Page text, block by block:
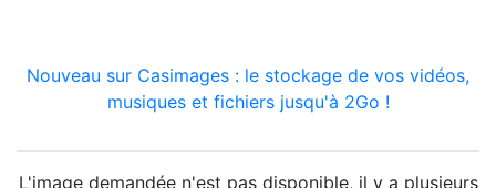
Nouveau sur Casimages : le stockage de vos vidéos,
musiques et fichiers jusqu'à 2Go !
L'image demandée n'est pas disponible, il y a plusieurs